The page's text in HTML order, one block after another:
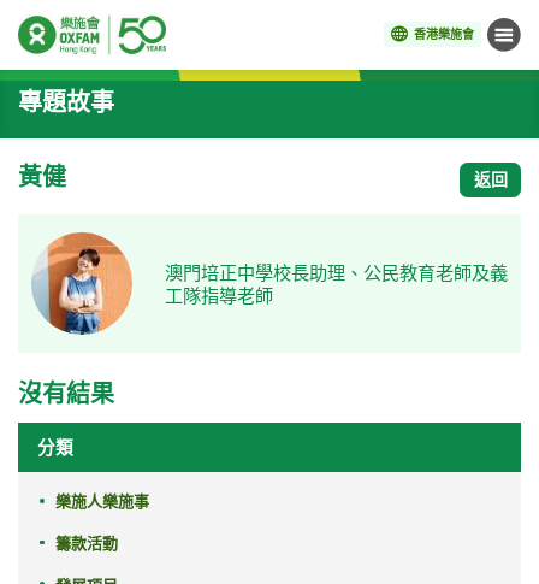
香港樂施會 目錄
開始主要內容
專題故事
黃健 返回
澳門培正中學校長助理、公民教育老師及義
工隊指導老師
沒有結果
分類
樂施人樂施事
籌款活動